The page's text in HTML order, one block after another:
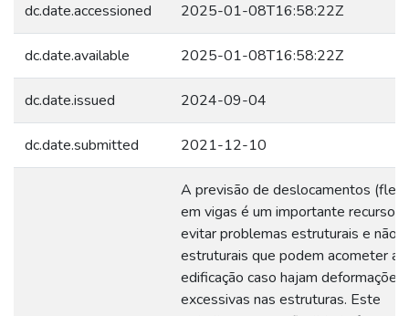
dc.date.accessioned 2025-01-08T16:58:22Z
dc.date.available 2025-01-08T16:58:22Z
dc.date.issued 2024-09-04
dc.date.submitted 2021-12-10
A previsão de deslocamentos
em vigas é um importante recurso
evitar problemas estruturais e não
estruturais que podem acometer a
edificação caso hajam deformações
excessivas nas estruturas. Este